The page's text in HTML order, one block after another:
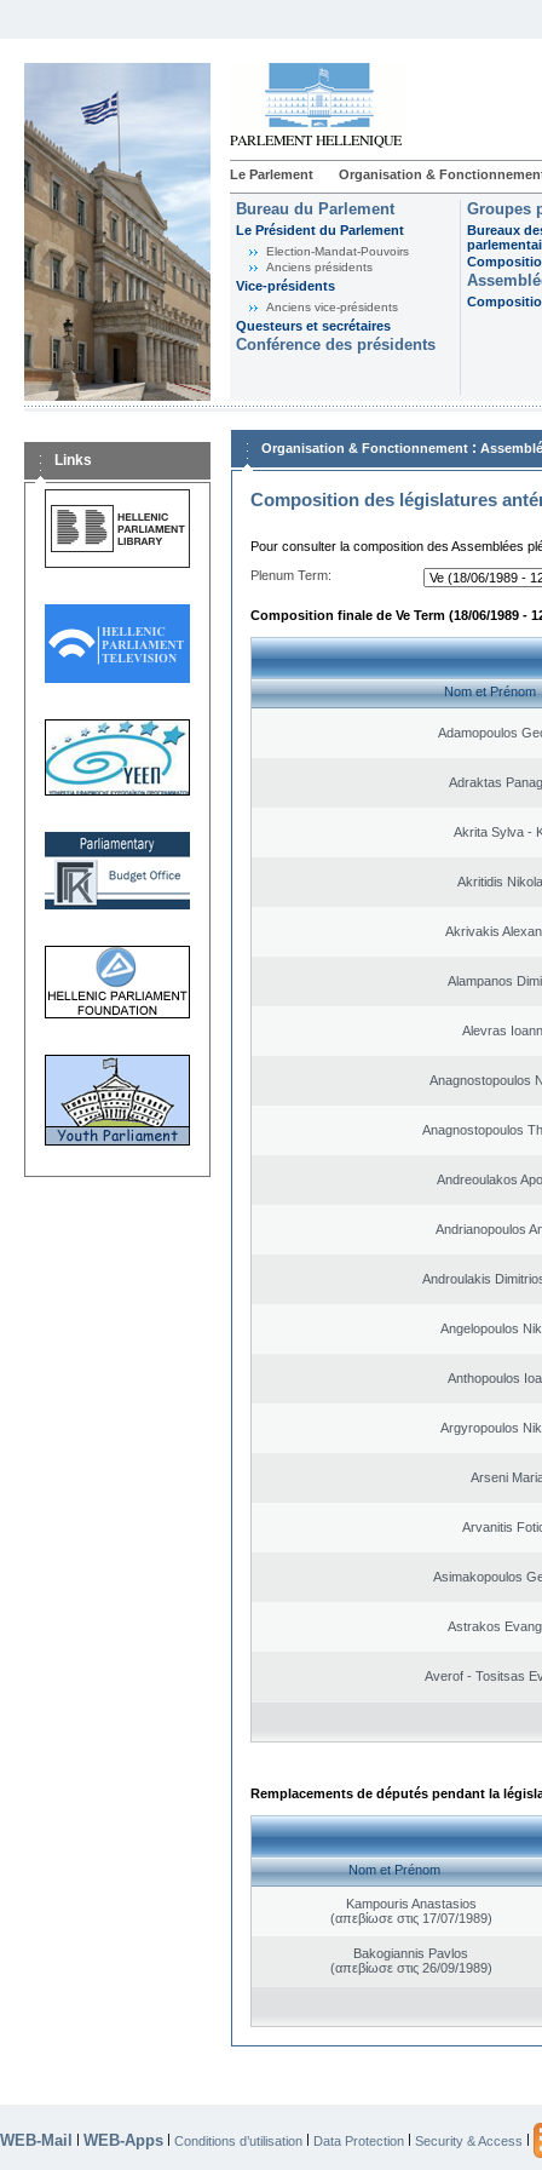
Le Parlement Organisation &
Bureau du Parlement
Le Président du Parlement
Election-Mandat-Pouvoirs
Anciens présidents
Vice-présidents
Anciens vice-présidents
Questeurs et secrétaires
Conférence des présidents
Groupes
Bureaux
Links
Organisation & Fonctionnement :
Composition des législatures
Pour consulter la composition des Assemblées
Plenum Term:
Composition finale de Ve Term (18/06/1989 -
Nom et Prénom
Adamopoulos
Adraktas
Akrita Sylva -
Akritidis
Akrivakis
Alampanos
Alevras
Anagnostopoulos
Anagnostopoulos
Andreoulakos
Andrianopoulos
Androulakis
Angelopoulos
Anthopoulos
Argyropoulos
Arseni
Arvanitis
Asimakopoulos
Astrakos
Averof - Tositsas
Remplacements de députés pendant la
Nom et Prénom
Kampouris Anastasios
(απεβίωσε στις 17/07/1989)
Bakogiannis Pavlos
(απεβίωσε στις 26/09/1989)
WEB-Mail | WEB-Apps | Conditions d’utilisation | Data Protection | Security & Access |